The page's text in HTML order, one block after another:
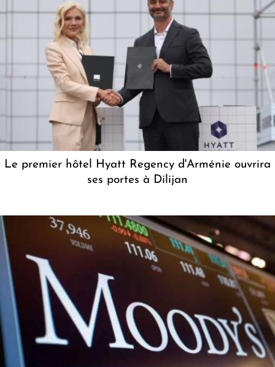
Le premier hôtel Hyatt Regency d'Arménie ouvrira
ses portes à Dilijan